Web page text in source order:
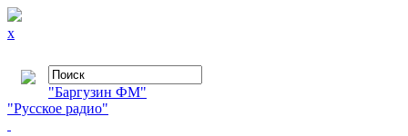
x
"Баргузин ФМ"
"Русское радио"